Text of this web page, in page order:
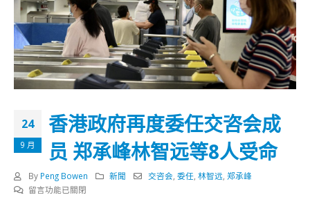
24
9 月
香港政府再度委任交咨会成
员 郑承峰林智远等8人受命
By Peng Bowen 新聞 交咨会,委任,林智远,郑承峰
在
留言功能已關閉